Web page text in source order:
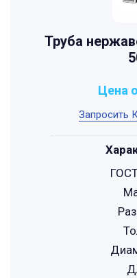
Труба
Запросить
Цена